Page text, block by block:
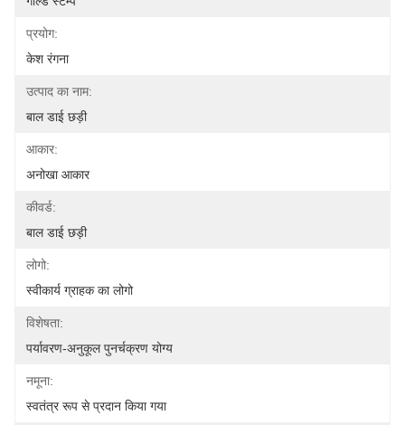
प्रयोग:
केश रंगना
उत्पाद का नाम:
बाल डाई छड़ी
आकार:
अनोखा आकार
कीवर्ड:
बाल डाई छड़ी
लोगो:
स्वीकार्य ग्राहक का लोगो
विशेषता:
पर्यावरण-अनुकूल पुनर्चक्रण योग्य
नमूना:
स्वतंत्र रूप से प्रदान किया गया